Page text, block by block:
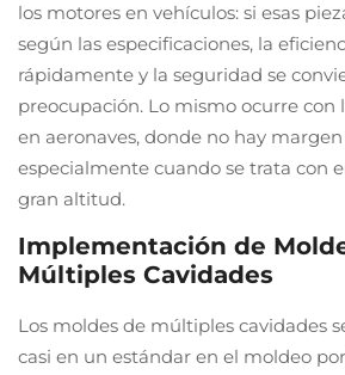
los motores en vehículos: si esas
según las especificaciones, la
rápidamente y la seguridad se
preocupación. Lo mismo ocurre con
en aeronaves, donde no hay
especialmente cuando se trata con
gran altitud.
Implementación de
Múltiples Cavidades
Los moldes de múltiples cavidades
casi en un estándar en el moldeo